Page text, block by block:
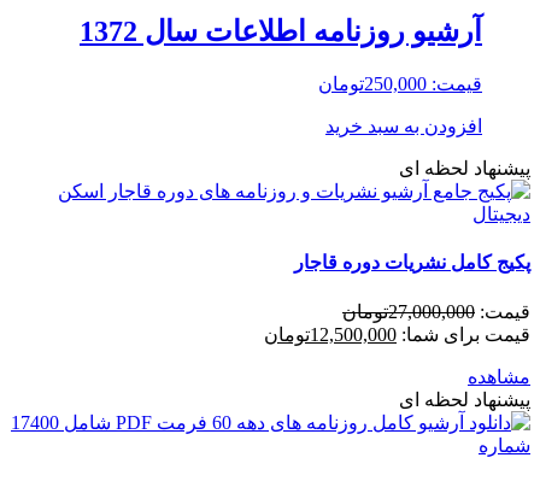
آرشیو روزنامه اطلاعات سال 1372
قیمت: 250,000تومان
افزودن به سبد خرید
پیشنهاد لحظه ای
پکیج کامل نشریات دوره قاجار
قیمت: 27,000,000تومان
قیمت برای شما: 12,500,000تومان
مشاهده
پیشنهاد لحظه ای